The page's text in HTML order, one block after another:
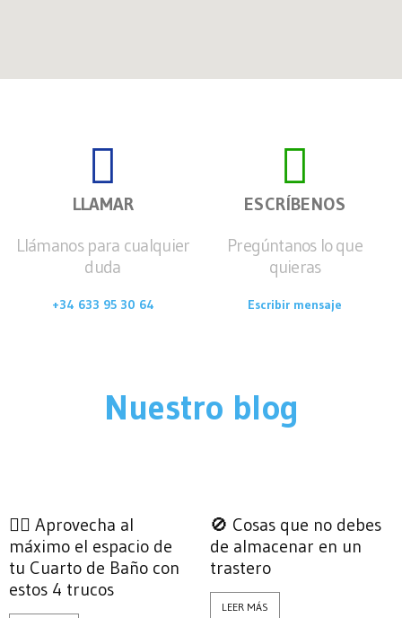
LLAMAR
Llámanos para cualquier
duda
+34 633 95 30 64
ESCRÍBENOS
Pregúntanos lo que
quieras
Escribir mensaje
Nuestro blog
☝🏼 Aprovecha al
máximo el espacio de
tu Cuarto de Baño con
estos 4 trucos
🚫 Cosas que no debes
de almacenar en un
trastero
LEER MÁS